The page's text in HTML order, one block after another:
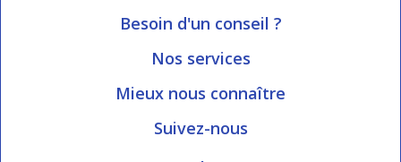
Mon compte
Besoin d'un conseil ?
Ouvert du Lundi au Vendredi
Nos services
Informations livraison
Blog Servistores
Mieux nous connaître
Qui sommes-nous?
Suivez-nous